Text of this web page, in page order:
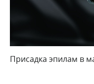
Присадка эпилам в